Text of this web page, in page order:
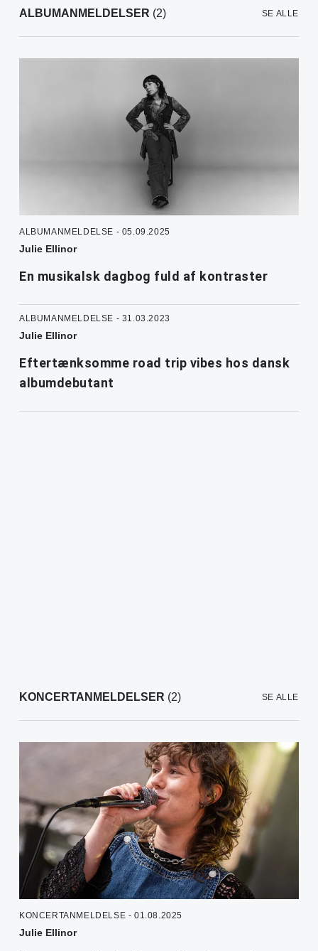
ALBUMANMELDELSER (2) SE ALLE
ALBUMANMELDELSE - 05.09.2025
Julie Ellinor
En musikalsk dagbog fuld af kontraster
ALBUMANMELDELSE - 31.03.2023
Julie Ellinor
Eftertænksomme road trip vibes hos dansk
albumdebutant
KONCERTANMELDELSER (2) SE ALLE
KONCERTANMELDELSE - 01.08.2025
Julie Ellinor